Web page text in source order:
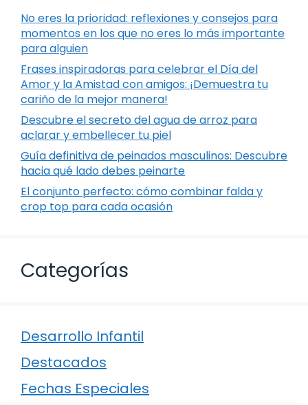
No eres la prioridad: reflexiones y consejos para
momentos en los que no eres lo más importante
para alguien
Frases inspiradoras para celebrar el Día del
Amor y la Amistad con amigos: ¡Demuestra tu
cariño de la mejor manera!
Descubre el secreto del agua de arroz para
aclarar y embellecer tu piel
Guía definitiva de peinados masculinos: Descubre
hacia qué lado debes peinarte
El conjunto perfecto: cómo combinar falda y
crop top para cada ocasión
Categorías
Desarrollo Infantil
Destacados
Fechas Especiales